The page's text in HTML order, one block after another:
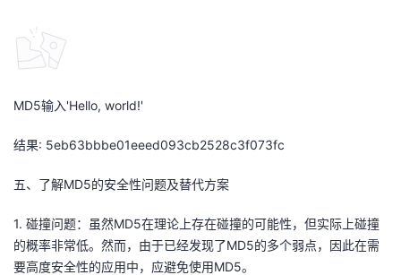
MD5输入'Hello, world!'
结果: 5eb63bbbe01eeed093cb2528c3f073fc
五、了解MD5的安全性问题及替代方案
1. 碰撞问题：虽然MD5在理论上存在碰撞的可能性，但实际上碰撞
的概率非常低。然而，由于已经发现了MD5的多个弱点，因此在需
要高度安全性的应用中，应避免使用MD5。